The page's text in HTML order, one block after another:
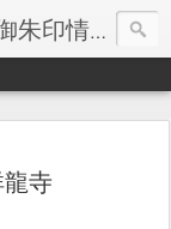
神社・お寺めぐりの楽しみ方～御朱印情報マップ～
寺